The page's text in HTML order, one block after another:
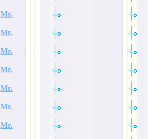
Mr.
Mr.
Mr.
Mr.
Mr.
Mr.
Mr.